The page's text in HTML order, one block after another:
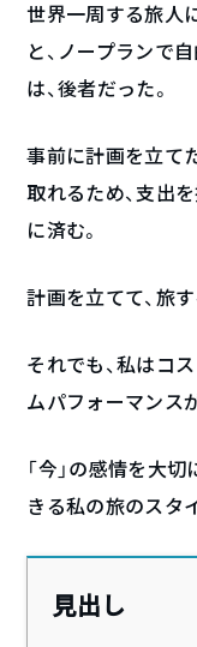
世界一周する旅人
と、ノープランで
は、後者だった。
事前に計画を立て
取れるため、支出
に済む。
計画を立てて、旅
それでも、私はコ
ムパフォーマンス
「今」の感情を大
きる私の旅のスタ
見出し